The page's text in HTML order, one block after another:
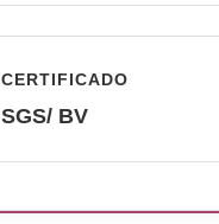
CERTIFICADO
SGS/ BV